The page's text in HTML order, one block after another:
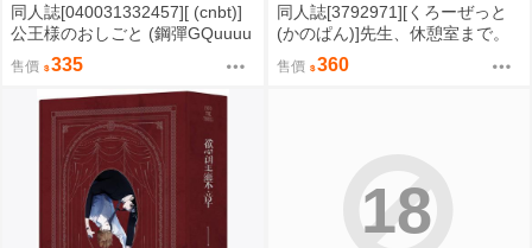
同人誌[040031332457][ (cnbt)]
公王様のおしごと (鋼彈GQuuuu
uuX)シャリア・ブル アルテイシ
ア
售價 335
同人誌[3792971][くろーぜっと
(かのぱん)]先生、休憩室まで。
私が補佐しますVV (蔚藍檔案)
售價 360
18